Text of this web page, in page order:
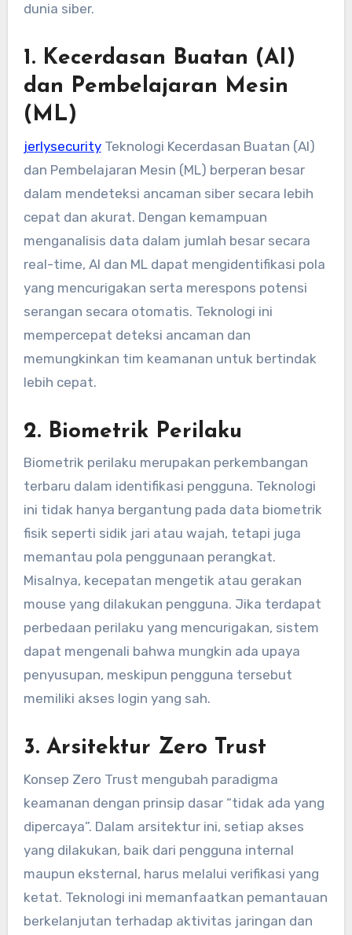
dunia siber.
1. Kecerdasan Buatan (AI)
dan Pembelajaran Mesin
(ML)
jerlysecurityTeknologi Kecerdasan Buatan (AI)
dan Pembelajaran Mesin (ML) berperan besar
dalam mendeteksi ancaman siber secara lebih
cepat dan akurat. Dengan kemampuan
menganalisis data dalam jumlah besar secara
real-time, AI dan ML dapat mengidentifikasi pola
yang mencurigakan serta merespons potensi
serangan secara otomatis. Teknologi ini
mempercepat deteksi ancaman dan
memungkinkan tim keamanan untuk bertindak
lebih cepat.
2. Biometrik Perilaku
Biometrik perilaku merupakan perkembangan
terbaru dalam identifikasi pengguna. Teknologi
ini tidak hanya bergantung pada data biometrik
fisik seperti sidik jari atau wajah, tetapi juga
memantau pola penggunaan perangkat.
Misalnya, kecepatan mengetik atau gerakan
mouse yang dilakukan pengguna. Jika terdapat
perbedaan perilaku yang mencurigakan, sistem
dapat mengenali bahwa mungkin ada upaya
penyusupan, meskipun pengguna tersebut
memiliki akses login yang sah.
3. Arsitektur Zero Trust
Konsep Zero Trust mengubah paradigma
keamanan dengan prinsip dasar “tidak ada yang
dipercaya”. Dalam arsitektur ini, setiap akses
yang dilakukan, baik dari pengguna internal
maupun eksternal, harus melalui verifikasi yang
ketat. Teknologi ini memanfaatkan pemantauan
berkelanjutan terhadap aktivitas jaringan dan